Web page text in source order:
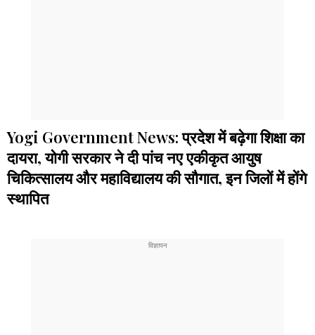
Yogi Government News: प्रदेश में बढ़ेगा शिक्षा का
दायरा, योगी सरकार ने दी पांच नए एकीकृत आयुष
चिकित्सालय और महाविद्यालय की सौगात, इन जिलों में होंगे
स्थापित